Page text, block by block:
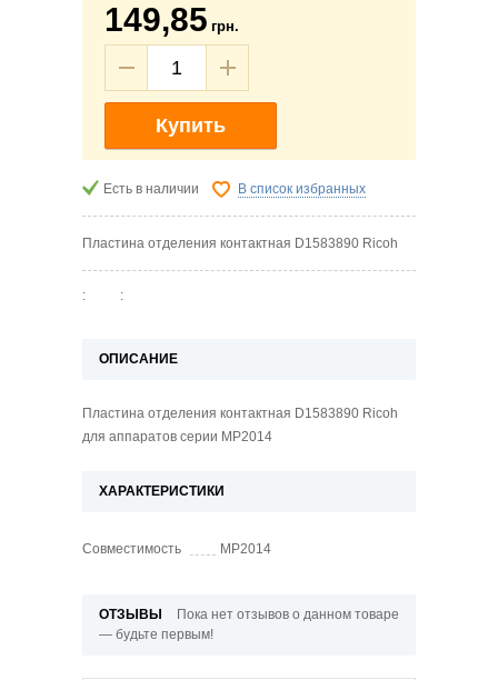
149,85 грн.
Купить
Есть в наличии В список избранных
Пластина отделения контактная D1583890 Ricoh
: :
ОПИСАНИЕ
Пластина отделения контактная D1583890 Ricoh
для аппаратов серии MP2014
ХАРАКТЕРИСТИКИ
Совместимость MP2014
ОТЗЫВЫ
Пока нет отзывов о данном товаре
— будьте первым!